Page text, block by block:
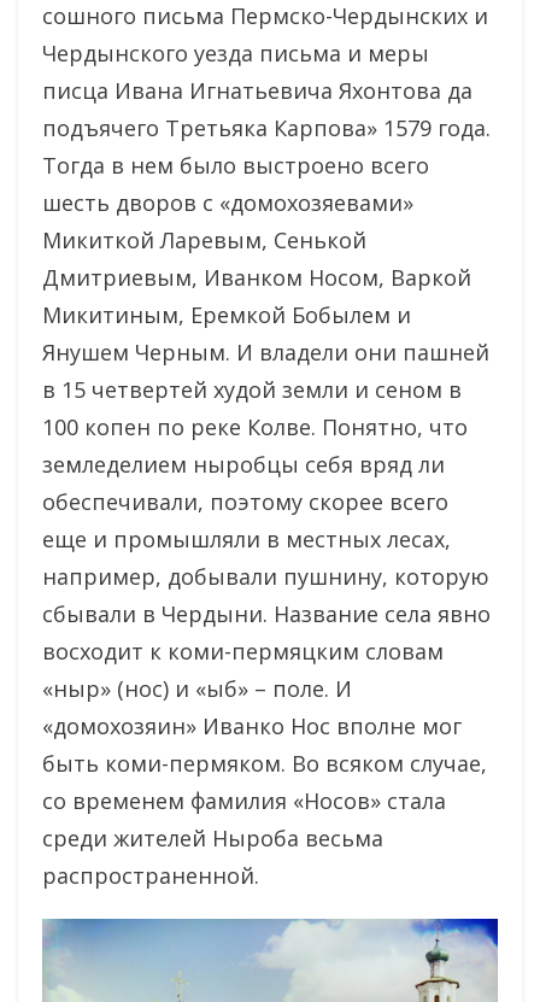
сошного письма Пермско-Чердынских и
Чердынского уезда письма и меры
писца Ивана Игнатьевича Яхонтова да
подъячего Третьяка Карпова» 1579 года.
Тогда в нем было выстроено всего
шесть дворов с «домохозяевами»
Микиткой Ларевым, Сенькой
Дмитриевым, Иванком Носом, Варкой
Микитиным, Еремкой Бобылем и
Янушем Черным. И владели они пашней
в 15 четвертей худой земли и сеном в
100 копен по реке Колве. Понятно, что
земледелием ныробцы себя вряд ли
обеспечивали, поэтому скорее всего
еще и промышляли в местных лесах,
например, добывали пушнину, которую
сбывали в Чердыни. Название села явно
восходит к коми-пермяцким словам
«ныр» (нос) и «ыб» – поле. И
«домохозяин» Иванко Нос вполне мог
быть коми-пермяком. Во всяком случае,
со временем фамилия «Носов» стала
среди жителей Ныроба весьма
распространенной.